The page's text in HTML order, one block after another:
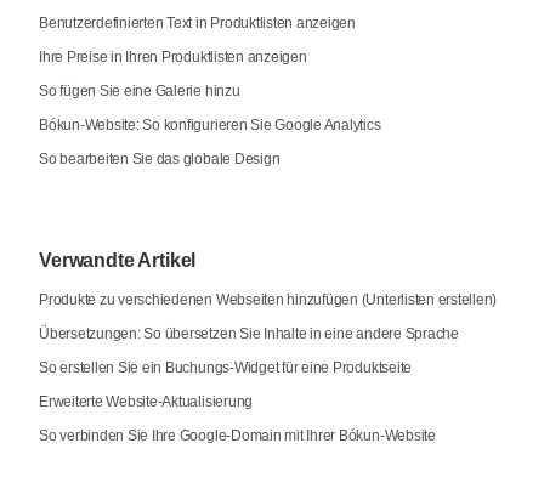
Benutzerdefinierten Text in Produktlisten anzeigen
Ihre Preise in Ihren Produktlisten anzeigen
So fügen Sie eine Galerie hinzu
Bókun-Website: So konfigurieren Sie Google Analytics
So bearbeiten Sie das globale Design
Verwandte Artikel
Produkte zu verschiedenen Webseiten hinzufügen (Unterlisten erstellen)
Übersetzungen: So übersetzen Sie Inhalte in eine andere Sprache
So erstellen Sie ein Buchungs-Widget für eine Produktseite
Erweiterte Website-Aktualisierung
So verbinden Sie Ihre Google-Domain mit Ihrer Bókun-Website